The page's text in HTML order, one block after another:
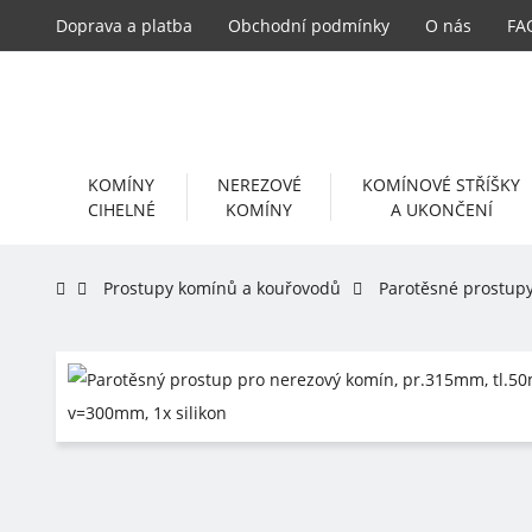
Doprava a platba Obchodní podmínky O nás
KOMÍNY
CIHELNÉ
NEREZOVÉ
KOMÍNY
KOMÍNOVÉ STŘÍŠKY
A UKONČENÍ
Prostupy komínů a kouřovodů Parotěsné